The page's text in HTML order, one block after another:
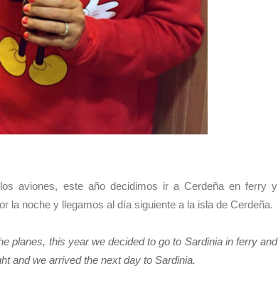
aviones, este año decidimos ir a Cerdeña en ferry y
la noche y llegamos al día siguiente a la isla de Cerdeña.
planes, this year we decided to go to Sardinia in ferry and
and we arrived the next day to Sardinia.